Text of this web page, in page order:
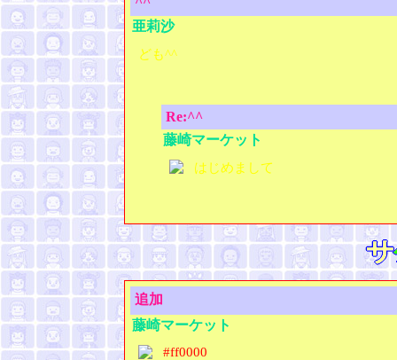
亜莉沙
ども^^
Re:^^
藤崎マーケット
はじめまして
追加
藤崎マーケット
#ff0000